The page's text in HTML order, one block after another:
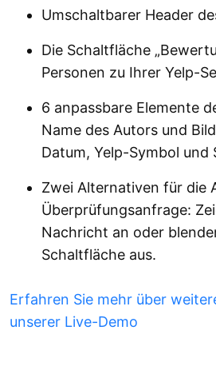
Umschaltbarer Header
Die Schaltfläche
Personen zu Ihrer Yelp-
6 anpassbare Elemente
Name des Autors und
Datum, Yelp-Symbol
Zwei Alternativen für die
Überprüfungsanfrage:
Nachricht an oder
Schaltfläche aus.
Erfahren Sie mehr über
unserer Live-Demo